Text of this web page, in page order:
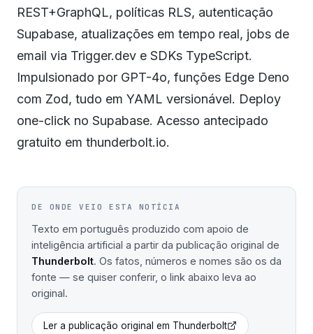
REST+GraphQL, políticas RLS, autenticação
Supabase, atualizações em tempo real, jobs de
email via Trigger.dev e SDKs TypeScript.
Impulsionado por GPT-4o, funções Edge Deno
com Zod, tudo em YAML versionável. Deploy
one-click no Supabase. Acesso antecipado
gratuito em thunderbolt.io.
DE ONDE VEIO ESTA NOTÍCIA
Texto em português produzido com apoio de
inteligência artificial a partir da publicação original de
Thunderbolt. Os fatos, números e nomes são os da
fonte — se quiser conferir, o link abaixo leva ao
original.
Ler a publicação original em Thunderbolt